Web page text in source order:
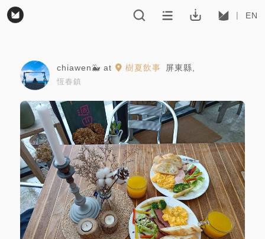
EN
chiawen🐳 at 樹夏飲事 屏東縣
恆春鎮